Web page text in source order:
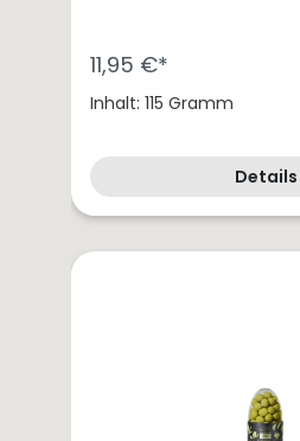
11,95 €*
Inhalt: 115 Gramm
Details